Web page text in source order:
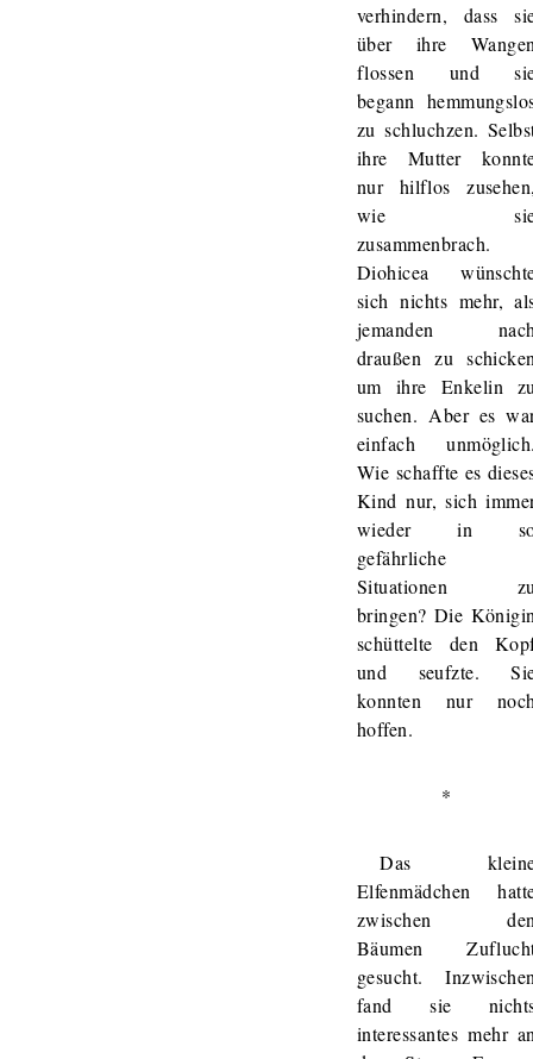
verhindern, dass
über ihre
flossen und
begann
zu schluchzen.
ihre Mutter
nur hilflos
wie
zusammenbrach.
Diohicea
sich nichts mehr,
jemanden
draußen zu
um ihre Enkelin
suchen. Aber es
einfach
Wie schaffte es
Kind nur, sich
wieder in
gefährliche
Situationen
bringen? Die
schüttelte den
und seufzte.
konnten nur
hoffen.
*
Das
Elfenmädchen
zwischen
Bäumen
gesucht.
fand sie
interessantes mehr